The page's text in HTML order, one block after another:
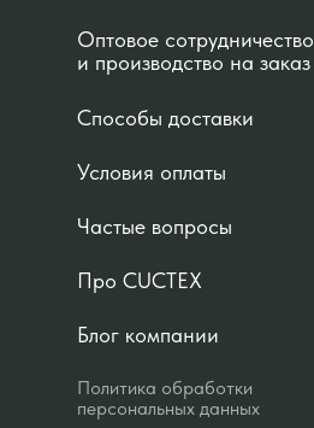
Оптовое сотрудничество
и производство на заказ
Способы доставки
Условия оплаты
Частые вопросы
Про CUCTEX
Блог компании
Политика обработки
персональных данных